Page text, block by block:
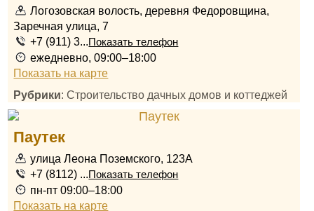
Логозовская волость, деревня Федоровщина,
Заречная улица, 7
+7 (911) 3...Показать телефон
ежедневно, 09:00–18:00
Показать на карте
Рубрики: Строительство дачных домов и коттеджей
Паутек
улица Леона Поземского, 123А
+7 (8112) ...Показать телефон
пн-пт 09:00–18:00
Показать на карте